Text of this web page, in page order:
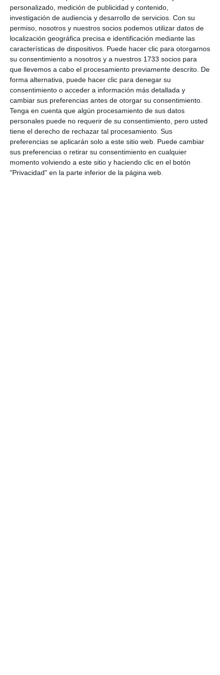
personalizado, medición de publicidad y contenido,
investigación de audiencia y desarrollo de servicios. Con su
permiso, nosotros y nuestros socios podemos utilizar datos de
localización geográfica precisa e identificación mediante las
características de dispositivos. Puede hacer clic para otorgarnos
su consentimiento a nosotros y a nuestros 1733 socios para
que llevemos a cabo el procesamiento previamente descrito. De
forma alternativa, puede hacer clic para denegar su
consentimiento o acceder a información más detallada y
cambiar sus preferencias antes de otorgar su consentimiento.
Tenga en cuenta que algún procesamiento de sus datos
personales puede no requerir de su consentimiento, pero usted
tiene el derecho de rechazar tal procesamiento. Sus
preferencias se aplicarán solo a este sitio web. Puede cambiar
sus preferencias o retirar su consentimiento en cualquier
momento volviendo a este sitio y haciendo clic en el botón
"Privacidad" en la parte inferior de la página web.